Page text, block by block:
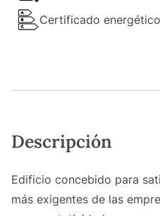
Certificado
Descripción
Edificio concebido para
más exigentes de las